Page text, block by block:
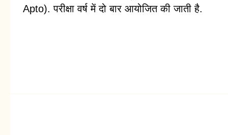
Apto). परीक्षा वर्ष में दो बार आयोजित की जाती है.